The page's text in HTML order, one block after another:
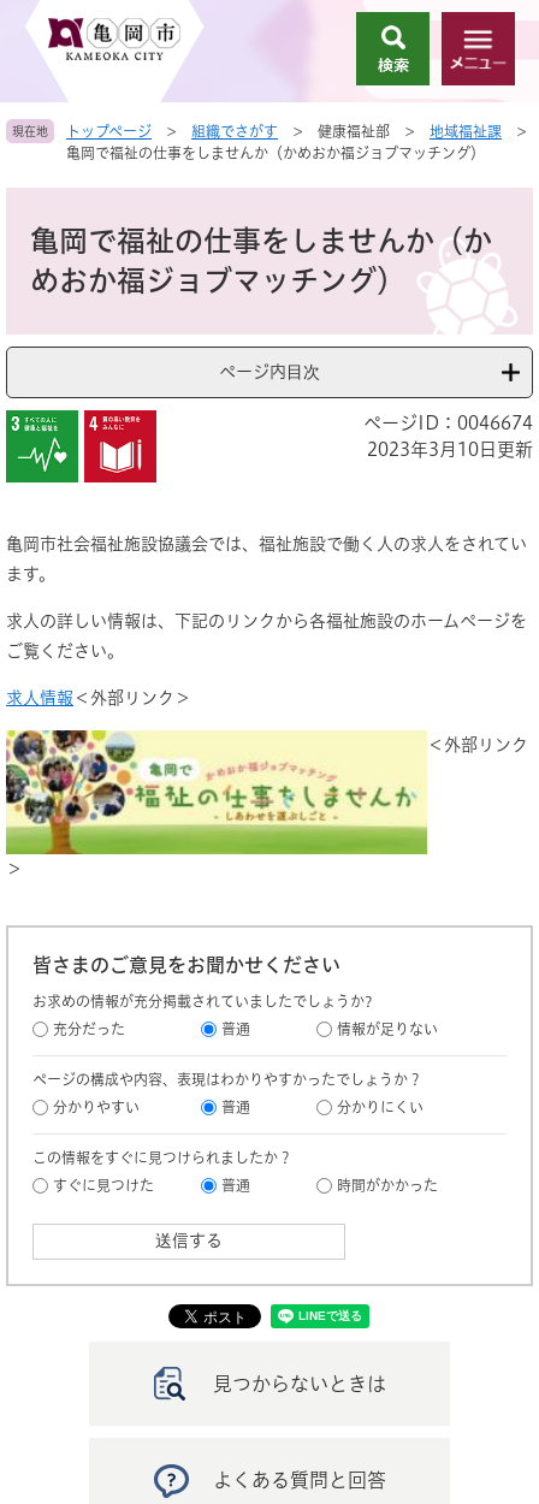
頭
す
飛
し
索
メ
ニ
ー
現在地 トップページ > 組織でさがす > 健康福祉部 > 地域福祉課
>
亀岡で福祉の仕事をしませんか（かめおか福ジョブマッチング）
亀岡で福祉の仕事をしませんか（か
めおか福ジョブマッチング）
ページ内目次
ページID：0046674
2023年3月10日更新
亀岡市社会福祉施設協議会では、福祉施設で働く人の求人をされてい
ます。
求人の詳しい情報は、下記のリンクから各福祉施設のホームページを
ご覧ください。
求人情報 ＜外部リンク＞
＜外部リンク
＞
皆さまのご意見をお聞かせください
お求めの情報が充分掲載されていましたでしょうか?
充分だった
普通 情報が足りない
ページの構成や内容、表現はわかりやすかったでしょうか？
分かりやすい
普通 分かりにくい
この情報をすぐに見つけられましたか？
すぐに見つけた
普通 時間がかかった
見つからないときは
よくある質問と回答